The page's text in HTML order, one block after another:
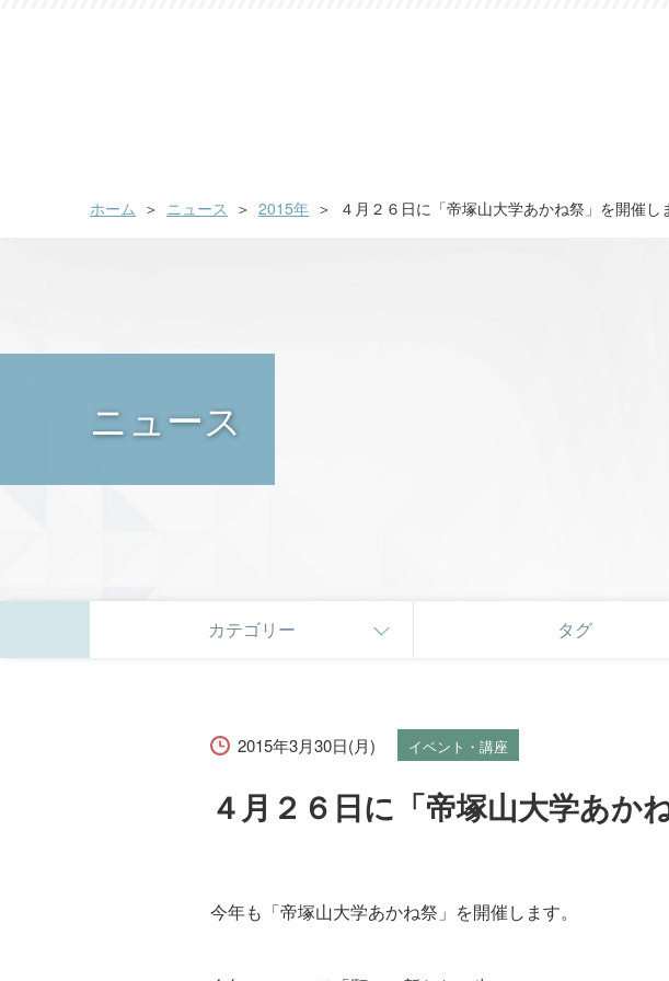
ホーム ニュース 2015年 ４月２６日に「帝塚山大学あかね祭」を開催し
ニュース
カテゴリー タグ
2015年3月30日(月) イベント・講座
４月２６日に「帝塚山大学あか
今年も「帝塚山大学あかね祭」を開催します。